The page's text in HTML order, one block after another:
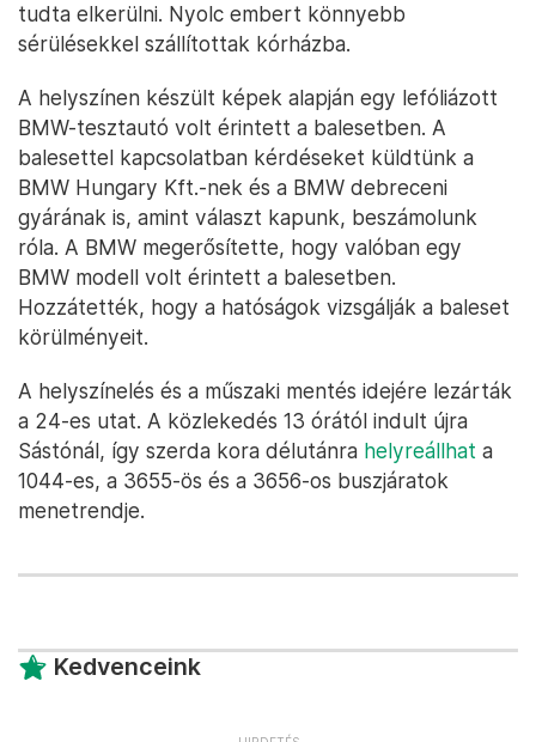
tudta elkerülni. Nyolc embert könnyebb
sérülésekkel szállítottak kórházba.
A helyszínen készült képek alapján egy lefóliázott
BMW-tesztautó volt érintett a balesetben. A
balesettel kapcsolatban kérdéseket küldtünk a
BMW Hungary Kft.-nek és a BMW debreceni
gyárának is, amint választ kapunk, beszámolunk
róla. A BMW megerősítette, hogy valóban egy
BMW modell volt érintett a balesetben.
Hozzátették, hogy a hatóságok vizsgálják a baleset
körülményeit.
A helyszínelés és a műszaki mentés idejére lezárták
a 24-es utat. A közlekedés 13 órától indult újra
Sástónál, így szerda kora délutánra helyreállhat a
1044-es, a 3655-ös és a 3656-os buszjáratok
menetrendje.
Kedvenceink